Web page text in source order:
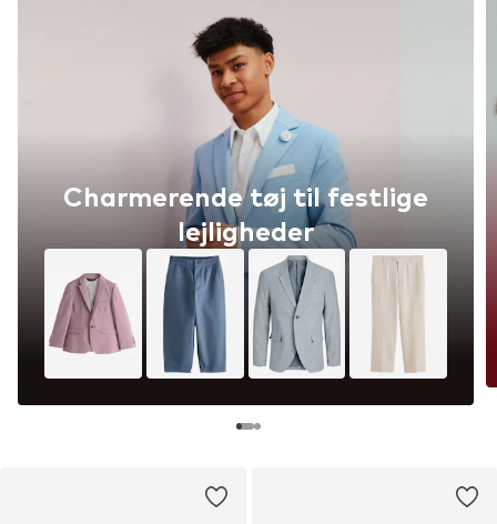
Charmerende tøj til festlige
lejligheder